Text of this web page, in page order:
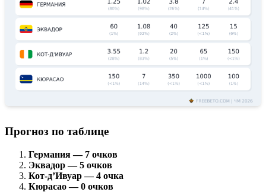
Прогноз по таблице
Германия — 7 очков
Эквадор — 5 очков
Кот-д’Ивуар — 4 очка
Кюрасао — 0 очков